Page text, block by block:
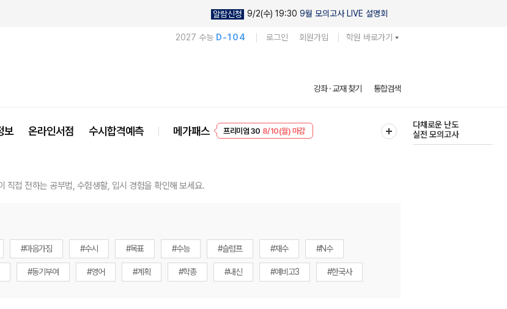
알람신청 9/2(수) 19:30 9월 모의고사 LIVE 설명회
2027 수능 D-104 로그인 회원가입 학원 바로가기
강좌 · 교재 찾기 통합검색
보 온라인서점 수시합격예측 메가패스 프리미엄 30 8/10(월) 마감
다채로운 난도
실전 모의고사
직접 전하는 공부법, 수험생활, 입시 경험을 확인해 보세요.
#마음가짐 #수시 #목표 #수능 #슬럼프 #재수 #N수
#동기부여 #영어 #계획 #학종 #내신 #예비고3 #한국사